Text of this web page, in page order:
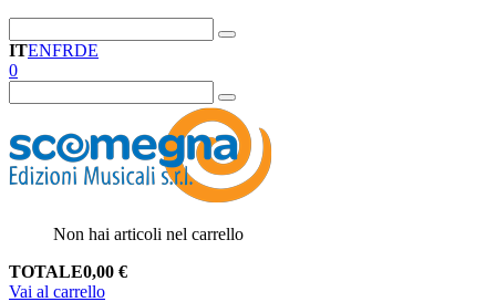
ITENFRDE
0
Non hai articoli nel carrello
TOTALE0,00 €
Vai al carrello